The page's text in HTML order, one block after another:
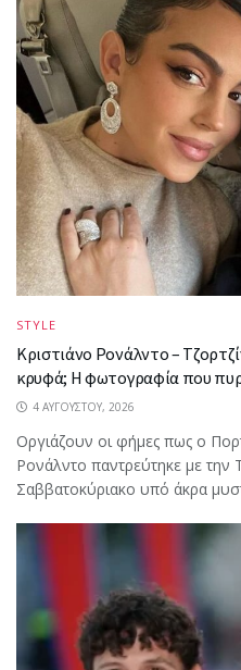
STYLE
Κριστιάνο Ρονάλντο –
κρυφά; Η φωτογραφία που
4 ΑΥΓΟΎΣΤΟΥ, 2026
Oργιάζουν οι φήμες πως ο
Ρονάλντο παντρεύτηκε με την
Σαββατοκύριακο υπό άκρα